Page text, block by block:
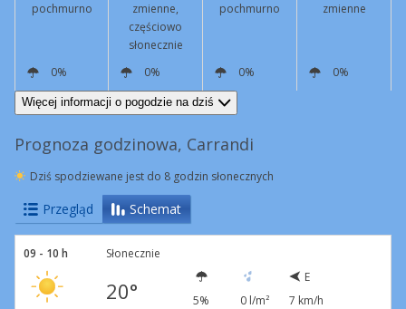
pochmurno
zmienne,
częściowo
słonecznie
pochmurno
zmienne
0% 0% 0%
0%
E
6 km/h NE
10 km/h
Więcej informacji o pogodzie na dziś
Prognoza godzinowa, Carrandi
Dziś spodziewane jest do 8 godzin słonecznych
Przegląd Schemat
09 - 10 h Słonecznie
20° 5% 0 l/m²
E
7 km/h